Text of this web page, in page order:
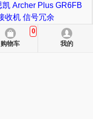
Archer Plus GR6FB
收机 信号冗余
Archer Plus R6FB
购物车
0
我的